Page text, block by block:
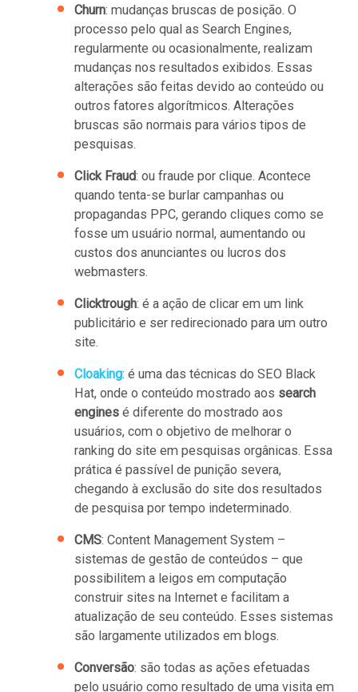
Churn: mudanças bruscas de posição. O
processo pelo qual as Search Engines,
regularmente ou ocasionalmente, realizam
mudanças nos resultados exibidos. Essas
alterações são feitas devido ao conteúdo ou
outros fatores algorítmicos. Alterações
bruscas são normais para vários tipos de
pesquisas.
Click Fraud: ou fraude por clique. Acontece
quando tenta-se burlar campanhas ou
propagandas PPC, gerando cliques como se
fosse um usuário normal, aumentando ou
custos dos anunciantes ou lucros dos
webmasters.
Clicktrough: é a ação de clicar em um link
publicitário e ser redirecionado para um outro
site.
Cloaking: é uma das técnicas do SEO Black
Hat, onde o conteúdo mostrado aos search
engines é diferente do mostrado aos
usuários, com o objetivo de melhorar o
ranking do site em pesquisas orgânicas. Essa
prática é passível de punição severa,
chegando à exclusão do site dos resultados
de pesquisa por tempo indeterminado.
CMS: Content Management System –
sistemas de gestão de conteúdos – que
possibilitem a leigos em computação
construir sites na Internet e facilitam a
atualização de seu conteúdo. Esses sistemas
são largamente utilizados em blogs.
Conversão: são todas as ações efetuadas
pelo usuário como resultado de uma visita em